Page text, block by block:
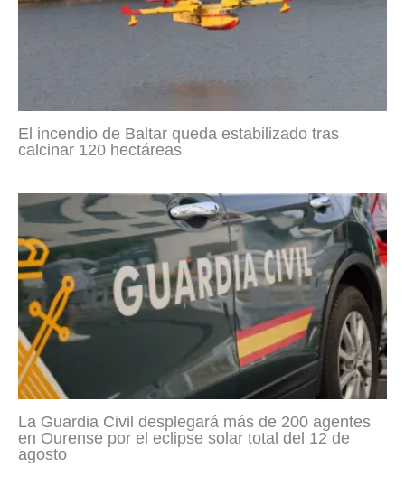
El incendio de Baltar queda estabilizado tras
calcinar 120 hectáreas
La Guardia Civil desplegará más de 200 agentes
en Ourense por el eclipse solar total del 12 de
agosto